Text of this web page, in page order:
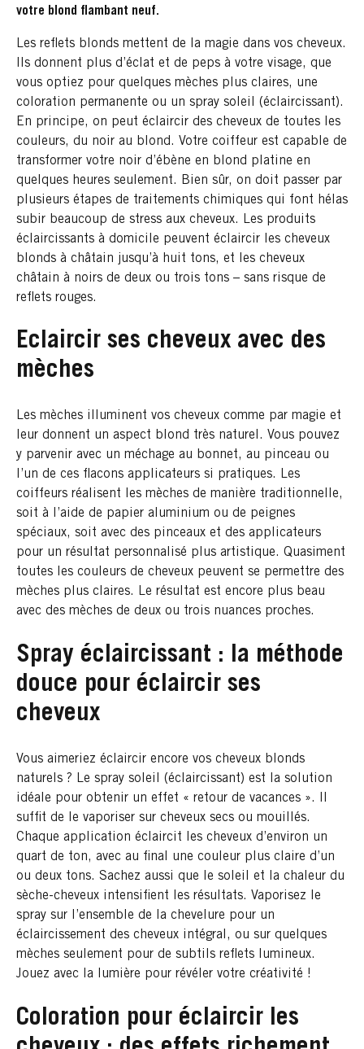
votre blond flambant neuf.
Les reflets blonds mettent de la magie dans vos cheveux.
Ils donnent plus d’éclat et de peps à votre visage, que
vous optiez pour quelques mèches plus claires, une
coloration permanente ou un spray soleil (éclaircissant).
En principe, on peut éclaircir des cheveux de toutes les
couleurs, du noir au blond. Votre coiffeur est capable de
transformer votre noir d’ébène en blond platine en
quelques heures seulement. Bien sûr, on doit passer par
plusieurs étapes de traitements chimiques qui font hélas
subir beaucoup de stress aux cheveux. Les produits
éclaircissants à domicile peuvent éclaircir les cheveux
blonds à châtain jusqu’à huit tons, et les cheveux
châtain à noirs de deux ou trois tons – sans risque de
reflets rouges.
Eclaircir ses cheveux avec des
mèches
Les mèches illuminent vos cheveux comme par magie et
leur donnent un aspect blond très naturel. Vous pouvez
y parvenir avec un méchage au bonnet, au pinceau ou
l’un de ces flacons applicateurs si pratiques. Les
coiffeurs réalisent les mèches de manière traditionnelle,
soit à l’aide de papier aluminium ou de peignes
spéciaux, soit avec des pinceaux et des applicateurs
pour un résultat personnalisé plus artistique. Quasiment
toutes les couleurs de cheveux peuvent se permettre des
mèches plus claires. Le résultat est encore plus beau
avec des mèches de deux ou trois nuances proches.
Spray éclaircissant : la méthode
douce pour éclaircir ses
cheveux
Vous aimeriez éclaircir encore vos cheveux blonds
naturels ? Le spray soleil (éclaircissant) est la solution
idéale pour obtenir un effet « retour de vacances ». Il
suffit de le vaporiser sur cheveux secs ou mouillés.
Chaque application éclaircit les cheveux d’environ un
quart de ton, avec au final une couleur plus claire d’un
ou deux tons. Sachez aussi que le soleil et la chaleur du
sèche-cheveux intensifient les résultats. Vaporisez le
spray sur l’ensemble de la chevelure pour un
éclaircissement des cheveux intégral, ou sur quelques
mèches seulement pour de subtils reflets lumineux.
Jouez avec la lumière pour révéler votre créativité !
Coloration pour éclaircir les